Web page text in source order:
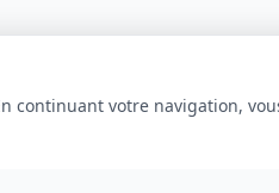
continuant votre navigation,